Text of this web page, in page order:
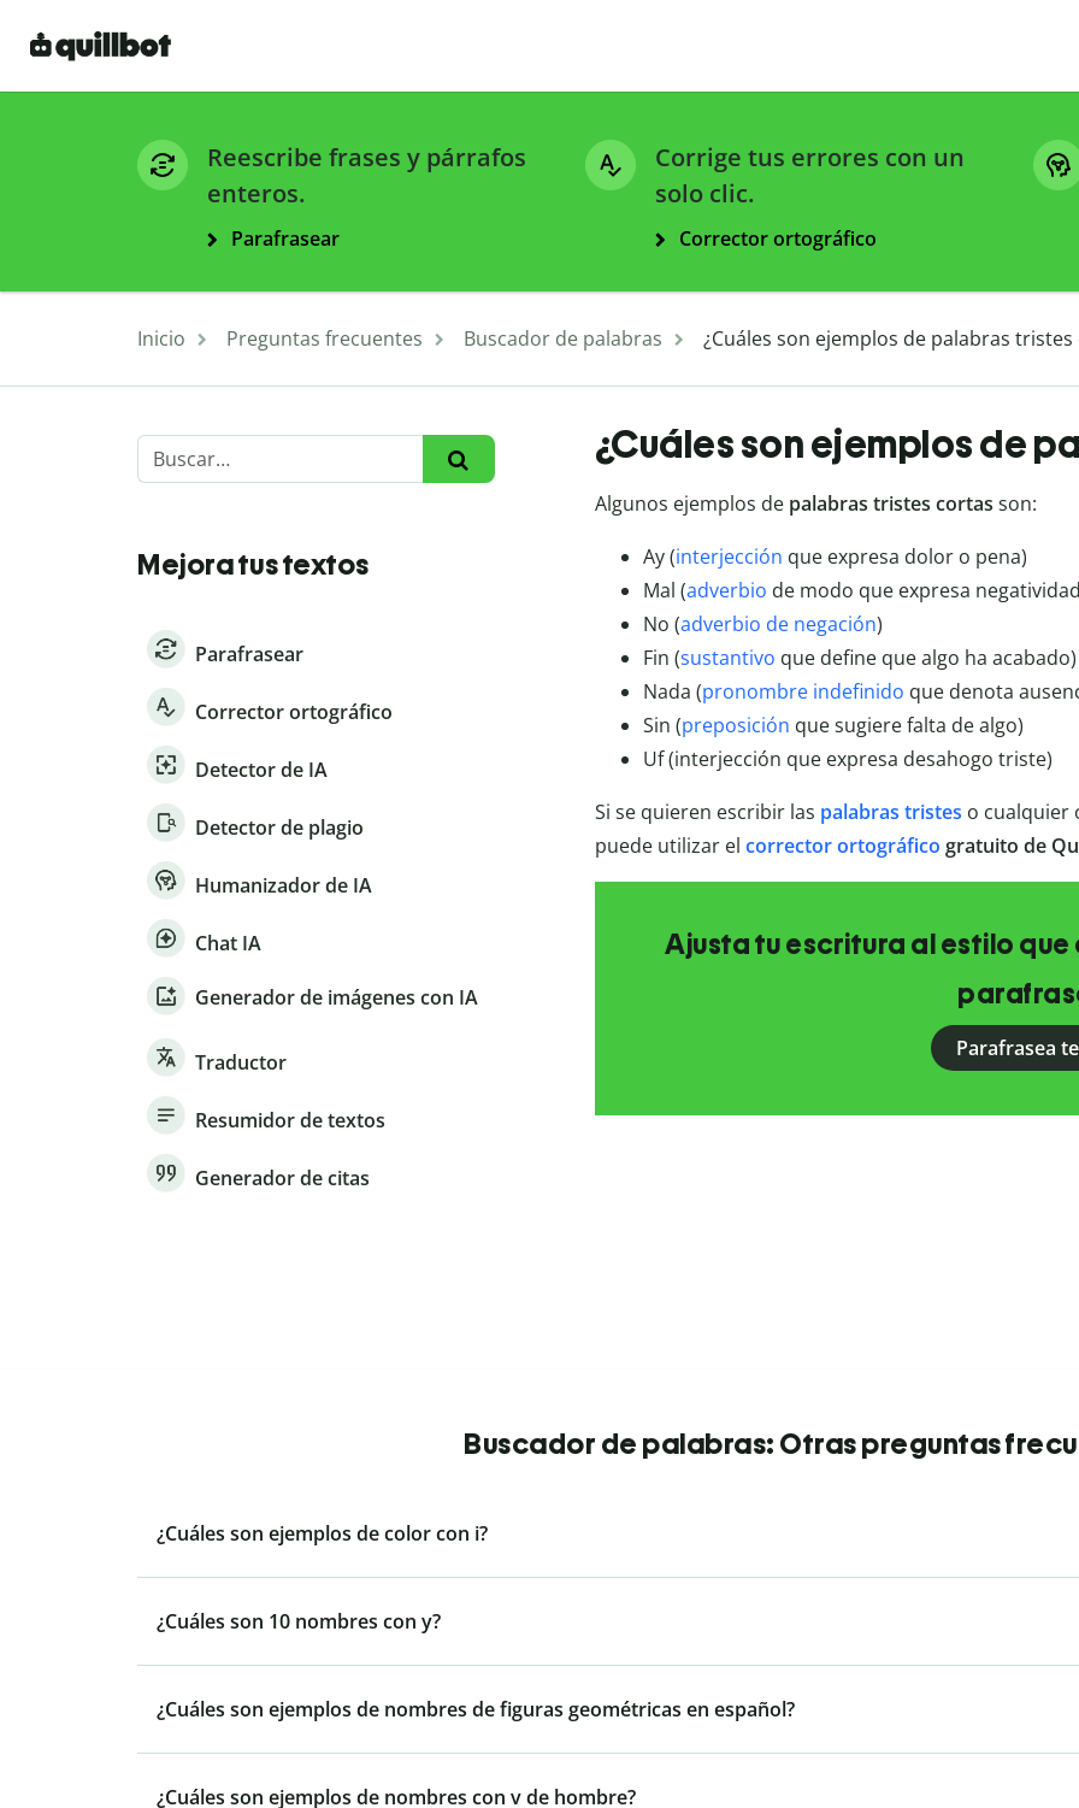
Reescribe frases y párrafos
enteros.
Parafrasear
Corrige tus errores con un
solo clic.
Corrector ortográfico
Inicio Preguntas frecuentes Buscador de palabras ¿Cuáles son ejemplos de palabras tristes
Mejora tus textos
Parafrasear
Corrector ortográfico
Detector de IA
Detector de plagio
Humanizador de IA
Chat IA
Generador de imágenes con IA
Traductor
Resumidor de textos
Generador de citas
¿Cuáles son ejemplos de
Algunos ejemplos de palabras tristes cortas son:
Ay (interjección que expresa dolor o pena)
Mal (adverbio de modo que expresa
No (adverbio de negación)
Fin (sustantivo que define que algo ha acabado)
Nada (pronombre indefinido que denota
Sin (preposición que sugiere falta de algo)
Uf (interjección que expresa desahogo triste)
Si se quieren escribir las palabras tristes o cualquier
puede utilizar el corrector ortográfico gratuito de
Ajusta tu escritura al estilo
Parafrasea
Buscador de palabras: Otras preguntas
¿Cuáles son ejemplos de color con i?
¿Cuáles son 10 nombres con y?
¿Cuáles son ejemplos de nombres de figuras geométricas en español?
¿Cuáles son ejemplos de nombres con v de hombre?